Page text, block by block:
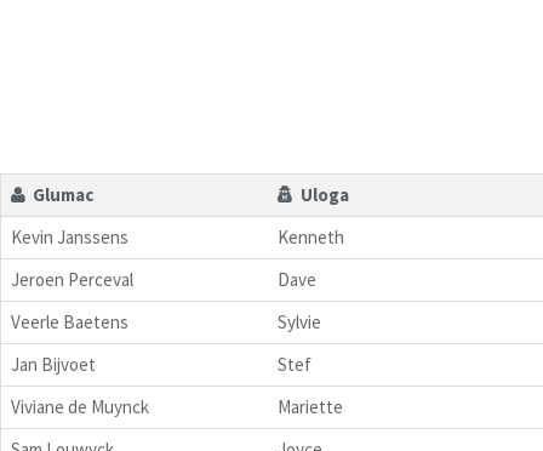
Glumac
Uloga
Kevin Janssens
Kenneth
Jeroen Perceval
Dave
Veerle Baetens
Sylvie
Jan Bijvoet
Stef
Viviane de Muynck
Mariette